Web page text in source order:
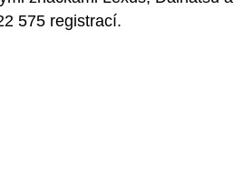
575 registrací.